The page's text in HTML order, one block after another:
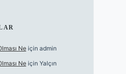
Neiçin admin
Neiçin Yalçın